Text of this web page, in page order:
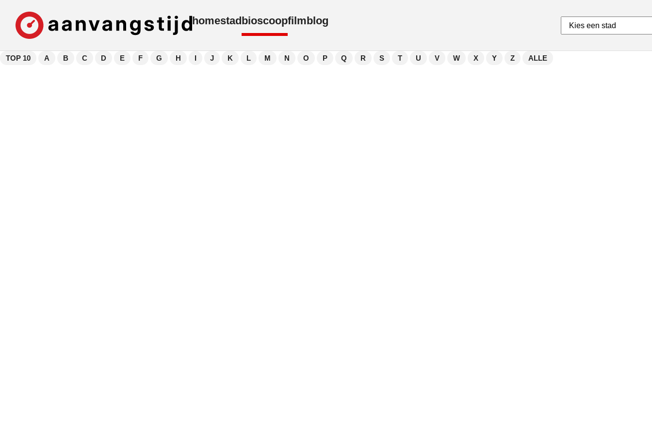
homestadbioscoopfilmblog
TOP 10 A B C D E F G H I J K L M N O P Q R S T U V W X Y Z ALLE